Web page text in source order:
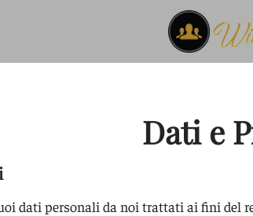
Dati e
dati personali da noi trattati ai fini del